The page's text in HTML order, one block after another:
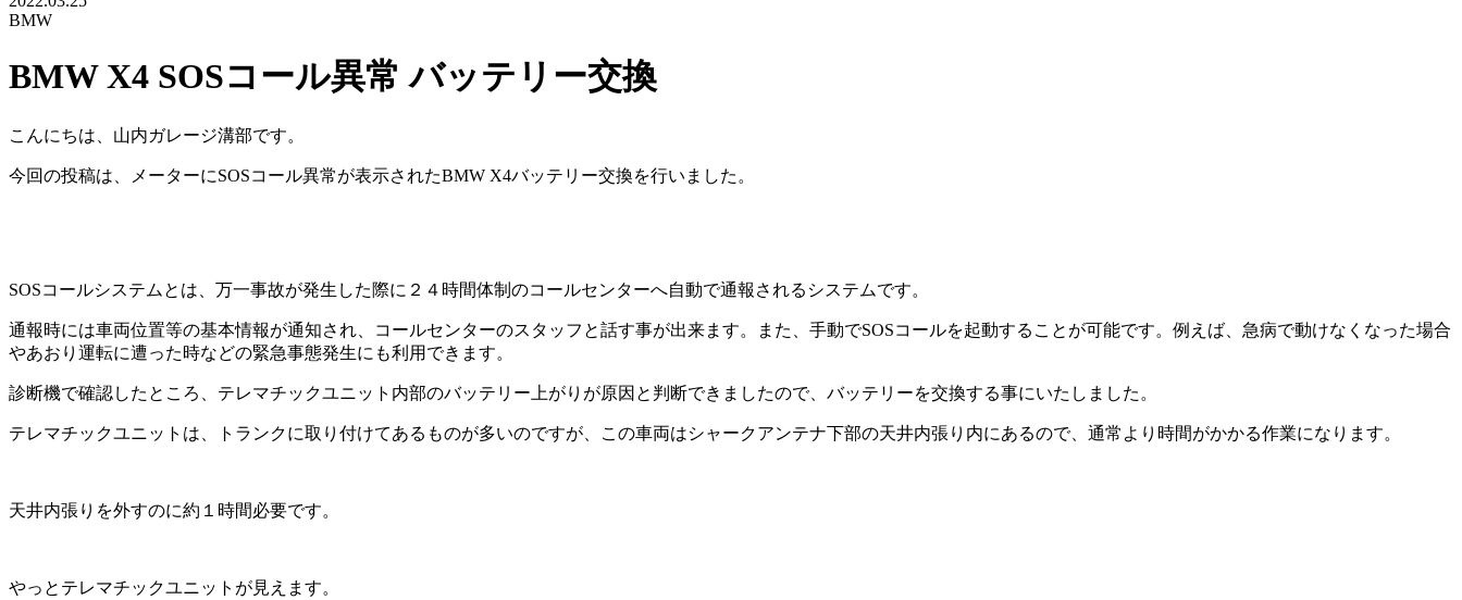
BMW
BMW X4 SOSコール異常 バッテリー交換
こんにちは、山内ガレージ溝部です。
今回の投稿は、メーターにSOSコール異常が表示されたBMW X4バッテリー交換を行いました。
SOSコールシステムとは、万一事故が発生した際に２４時間体制のコールセンターへ自動で通報されるシステムです。
通報時には車両位置等の基本情報が通知され、コールセンターのスタッフと話す事が出来ます。また、手動でSOSコールを起動することが可能です。例えば、急病で動けなくなった場合
やあおり運転に遭った時などの緊急事態発生にも利用できます。
診断機で確認したところ、テレマチックユニット内部のバッテリー上がりが原因と判断できましたので、バッテリーを交換する事にいたしました。
テレマチックユニットは、トランクに取り付けてあるものが多いのですが、この車両はシャークアンテナ下部の天井内張り内にあるので、通常より時間がかかる作業になります。
天井内張りを外すのに約１時間必要です。
やっとテレマチックユニットが見えます。